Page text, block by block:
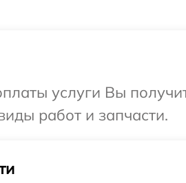
услуги Вы
работ и запчасти.